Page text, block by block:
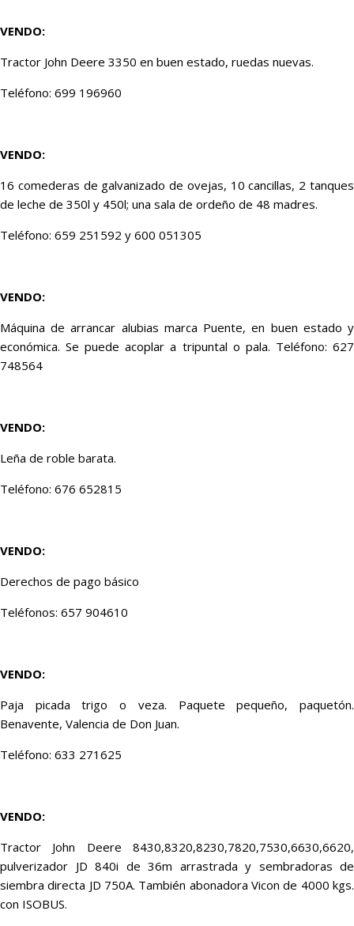
VENDO:
Tractor John Deere 3350 en buen estado, ruedas nuevas.
Teléfono: 699 196960
VENDO:
16 comederas de galvanizado de ovejas, 10 cancillas, 2 tanques
de leche de 350l y 450l; una sala de ordeño de 48 madres.
Teléfono: 659 251592 y 600 051305
VENDO:
Máquina de arrancar alubias marca Puente, en buen estado y
económica. Se puede acoplar a tripuntal o pala. Teléfono: 627
748564
VENDO:
Leña de roble barata.
Teléfono: 676 652815
VENDO:
Derechos de pago básico
Teléfonos: 657 904610
VENDO:
Paja picada trigo o veza. Paquete pequeño, paquetón.
Benavente, Valencia de Don Juan.
Teléfono: 633 271625
VENDO:
Tractor John Deere 8430,8320,8230,7820,7530,6630,6620,
pulverizador JD 840i de 36m arrastrada y sembradoras de
siembra directa JD 750A. También abonadora Vicon de 4000 kgs.
con ISOBUS.